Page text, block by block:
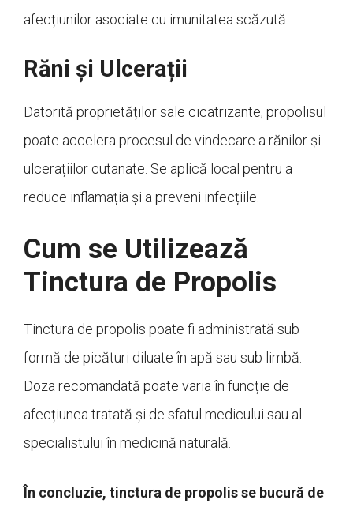
afecțiunilor asociate cu imunitatea scăzută.
Răni și Ulcerații
Datorită proprietăților sale cicatrizante, propolisul
poate accelera procesul de vindecare a rănilor și
ulcerațiilor cutanate. Se aplică local pentru a
reduce inflamația și a preveni infecțiile.
Cum se Utilizează
Tinctura de Propolis
Tinctura de propolis poate fi administrată sub
formă de picături diluate în apă sau sub limbă.
Doza recomandată poate varia în funcție de
afecțiunea tratată și de sfatul medicului sau al
specialistului în medicină naturală.
În concluzie, tinctura de propolis se bucură de